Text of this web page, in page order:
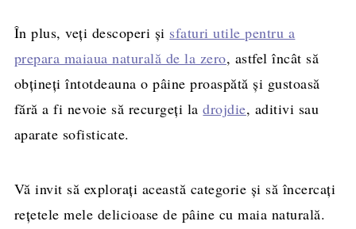
În plus, veți descoperi și sfaturi utile pentru a
prepara maiaua naturală de la zero, astfel încât să
obțineți întotdeauna o pâine proaspătă și gustoasă
fără a fi nevoie să recurgeți ladrojdie, aditivi sau
aparate sofisticate.
Vă invit să explorați această categorie și să încercați
rețetele mele delicioase de pâine cu maia naturală.